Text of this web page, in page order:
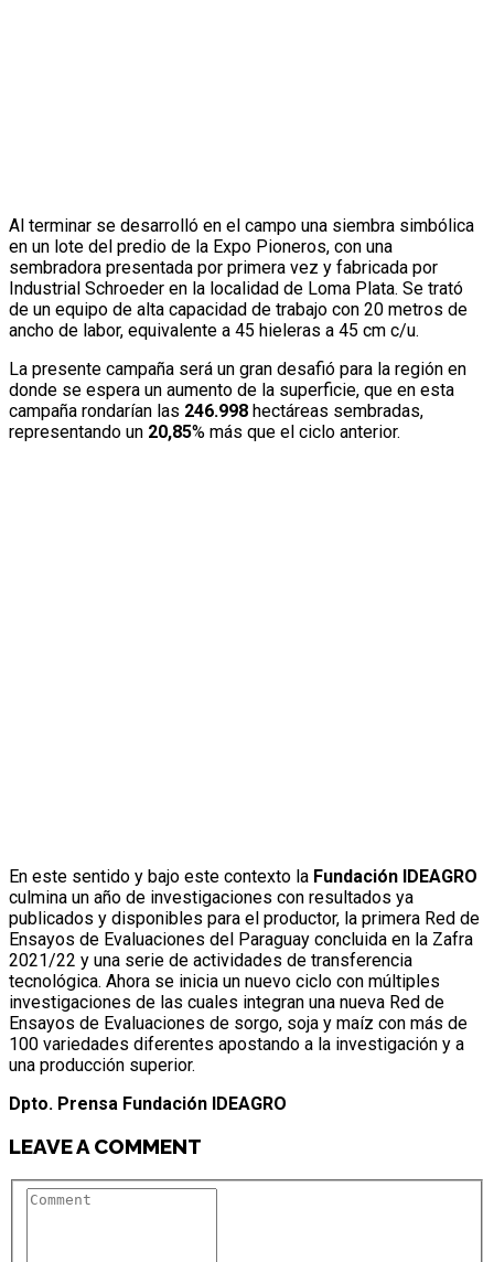
Al terminar se desarrolló en el campo una siembra simbólica
en un lote del predio de la Expo Pioneros, con una
sembradora presentada por primera vez y fabricada por
Industrial Schroeder en la localidad de Loma Plata. Se trató
de un equipo de alta capacidad de trabajo con 20 metros de
ancho de labor, equivalente a 45 hieleras a 45 cm c/u.
La presente campaña será un gran desafió para la región en
donde se espera un aumento de la superficie, que en esta
campaña rondarían las 246.998 hectáreas sembradas,
representando un 20,85% más que el ciclo anterior.
En este sentido y bajo este contexto la Fundación IDEAGRO
culmina un año de investigaciones con resultados ya
publicados y disponibles para el productor, la primera Red de
Ensayos de Evaluaciones del Paraguay concluida en la Zafra
2021/22 y una serie de actividades de transferencia
tecnológica. Ahora se inicia un nuevo ciclo con múltiples
investigaciones de las cuales integran una nueva Red de
Ensayos de Evaluaciones de sorgo, soja y maíz con más de
100 variedades diferentes apostando a la investigación y a
una producción superior.
Dpto. Prensa Fundación IDEAGRO
LEAVE A COMMENT